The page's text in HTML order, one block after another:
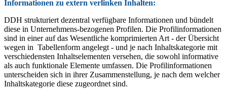
Informationen zu extern verlinken Inhalten:
DDH strukturiert dezentral verfügbare Informationen und bündelt
diese in Unternehmens-bezogenen Profilen. Die Profilinformationen
sind in einer auf das Wesentliche komprimierten Art - der Übersicht
wegen in Tabellenform angelegt - und je nach Inhaltskategorie mit
verschiedensten Inhaltselementen versehen, die sowohl informative
als auch funktionale Elemente umfassen. Die Profilinformationen
unterscheiden sich in ihrer Zusammenstellung, je nach dem welcher
Inhaltskategorie diese zugeordnet sind.